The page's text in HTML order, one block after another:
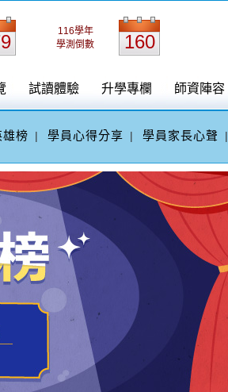
試讀體驗 升學專欄 師資陣容
116學年
學測倒數
160
雄榜 | 學員心得分享 | 學員家長心聲 |